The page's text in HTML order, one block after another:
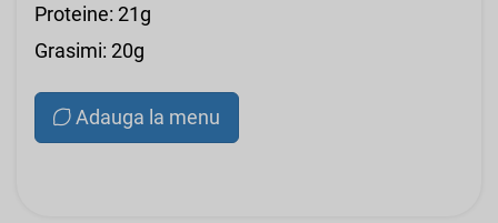
Proteine: 21g
Grasimi: 20g
Adauga la menu